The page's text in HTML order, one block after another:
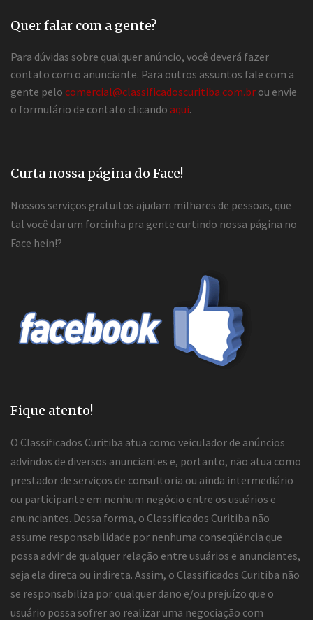
Quer falar com a gente?
Para dúvidas sobre qualquer anúncio, você deverá fazer
contato com o anunciante. Para outros assuntos fale com a
gente pelo comercial@classificadoscuritiba.com.br ou envie
o formulário de contato clicando aqui.
Curta nossa página do Face!
Nossos serviços gratuitos ajudam milhares de pessoas, que
tal você dar um forcinha pra gente curtindo nossa página no
Face hein!?
Fique atento!
O Classificados Curitiba atua como veiculador de anúncios
advindos de diversos anunciantes e, portanto, não atua como
prestador de serviços de consultoria ou ainda intermediário
ou participante em nenhum negócio entre os usuários e
anunciantes. Dessa forma, o Classificados Curitiba não
assume responsabilidade por nenhuma conseqüência que
possa advir de qualquer relação entre usuários e anunciantes,
seja ela direta ou indireta. Assim, o Classificados Curitiba não
se responsabiliza por qualquer dano e/ou prejuízo que o
usuário possa sofrer ao realizar uma negociação com